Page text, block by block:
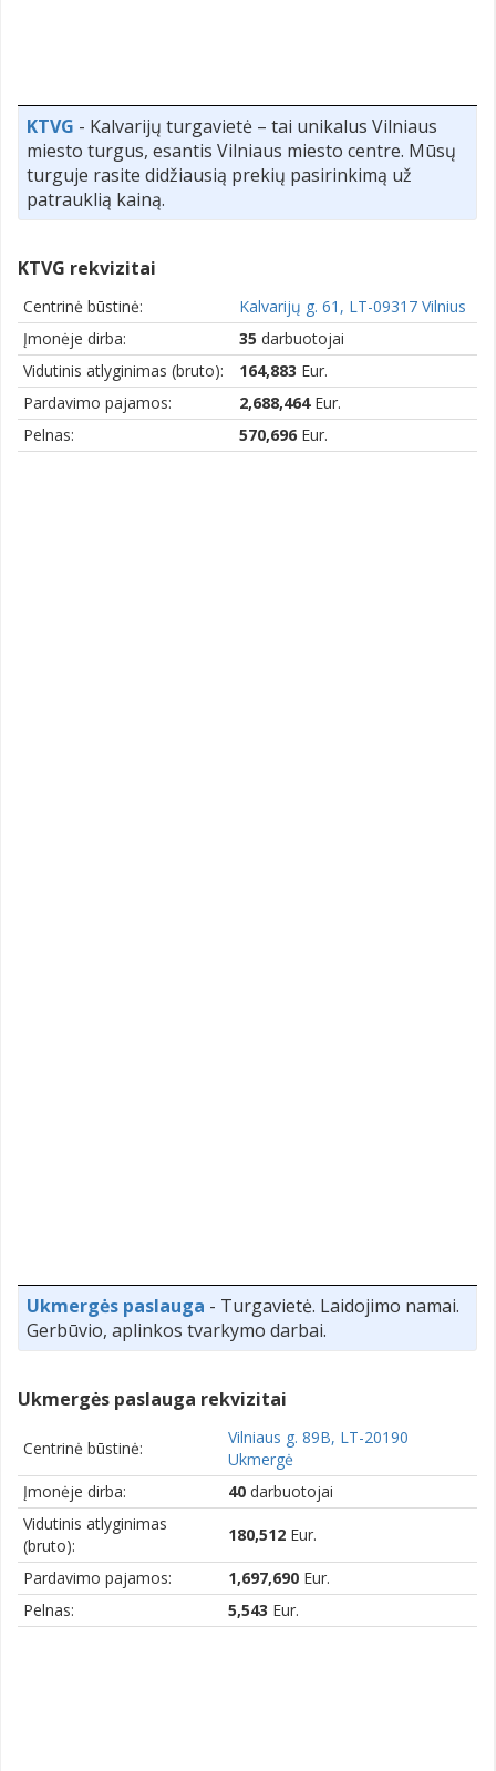
KTVG - Kalvarijų turgavietė – tai unikalus Vilniaus
miesto turgus, esantis Vilniaus miesto centre. Mūsų
turguje rasite didžiausią prekių pasirinkimą už
patrauklią kainą.
KTVG rekvizitai
Centrinė būstinė:
Kalvarijų g. 61, LT-09317 Vilnius
Įmonėje dirba:
35 darbuotojai
Vidutinis atlyginimas (bruto):
164,883 Eur.
Pardavimo pajamos:
2,688,464Eur.
Pelnas:
570,696 Eur.
Ukmergės paslauga - Turgavietė. Laidojimo namai.
Gerbūvio, aplinkos tvarkymo darbai.
Ukmergės paslauga rekvizitai
Centrinė būstinė:
Vilniaus g. 89B, LT-20190
Ukmergė
Įmonėje dirba:
40 darbuotojai
Vidutinis atlyginimas
(bruto):
180,512 Eur.
Pardavimo pajamos: 1,697,690 Eur.
Pelnas:
5,543 Eur.